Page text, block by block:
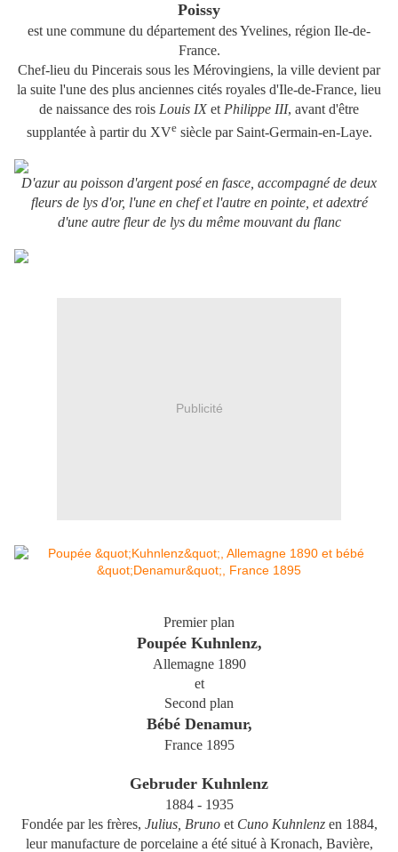
Poissy
est une commune du département des Yvelines, région Ile-de-
France.
Chef-lieu du Pincerais sous les Mérovingiens, la ville devient par
la suite l'une des plus anciennes cités royales d'Ile-de-France, lieu
de naissance des rois Louis IX et Philippe III, avant d'être
supplantée à partir du XVesiècle par Saint-Germain-en-Laye.
D'azur au poisson d'argent posé en fasce, accompagné de deux
fleurs de lys d'or, l'une en chef et l'autre en pointe, et adextré
d'une autre fleur de lys du même mouvant du flanc
Publicité
Premier plan
Poupée Kuhnlenz,
Allemagne 1890
et
Second plan
Bébé Denamur,
France 1895
Gebruder Kuhnlenz
1884 - 1935
Fondée par les frères, Julius, Brunoet Cuno Kuhnlenzen 1884,
leur manufacture de porcelaine a été situé à Kronach, Bavière,